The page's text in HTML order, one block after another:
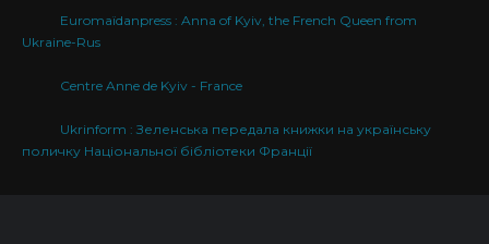
Euromaïdanpress : Anna of Kyiv, the French Queen from
Ukraine-Rus
Centre Anne de Kyiv - France
Ukrinform : Зеленська передала книжки на українську
поличку Національної бібліотеки Франції